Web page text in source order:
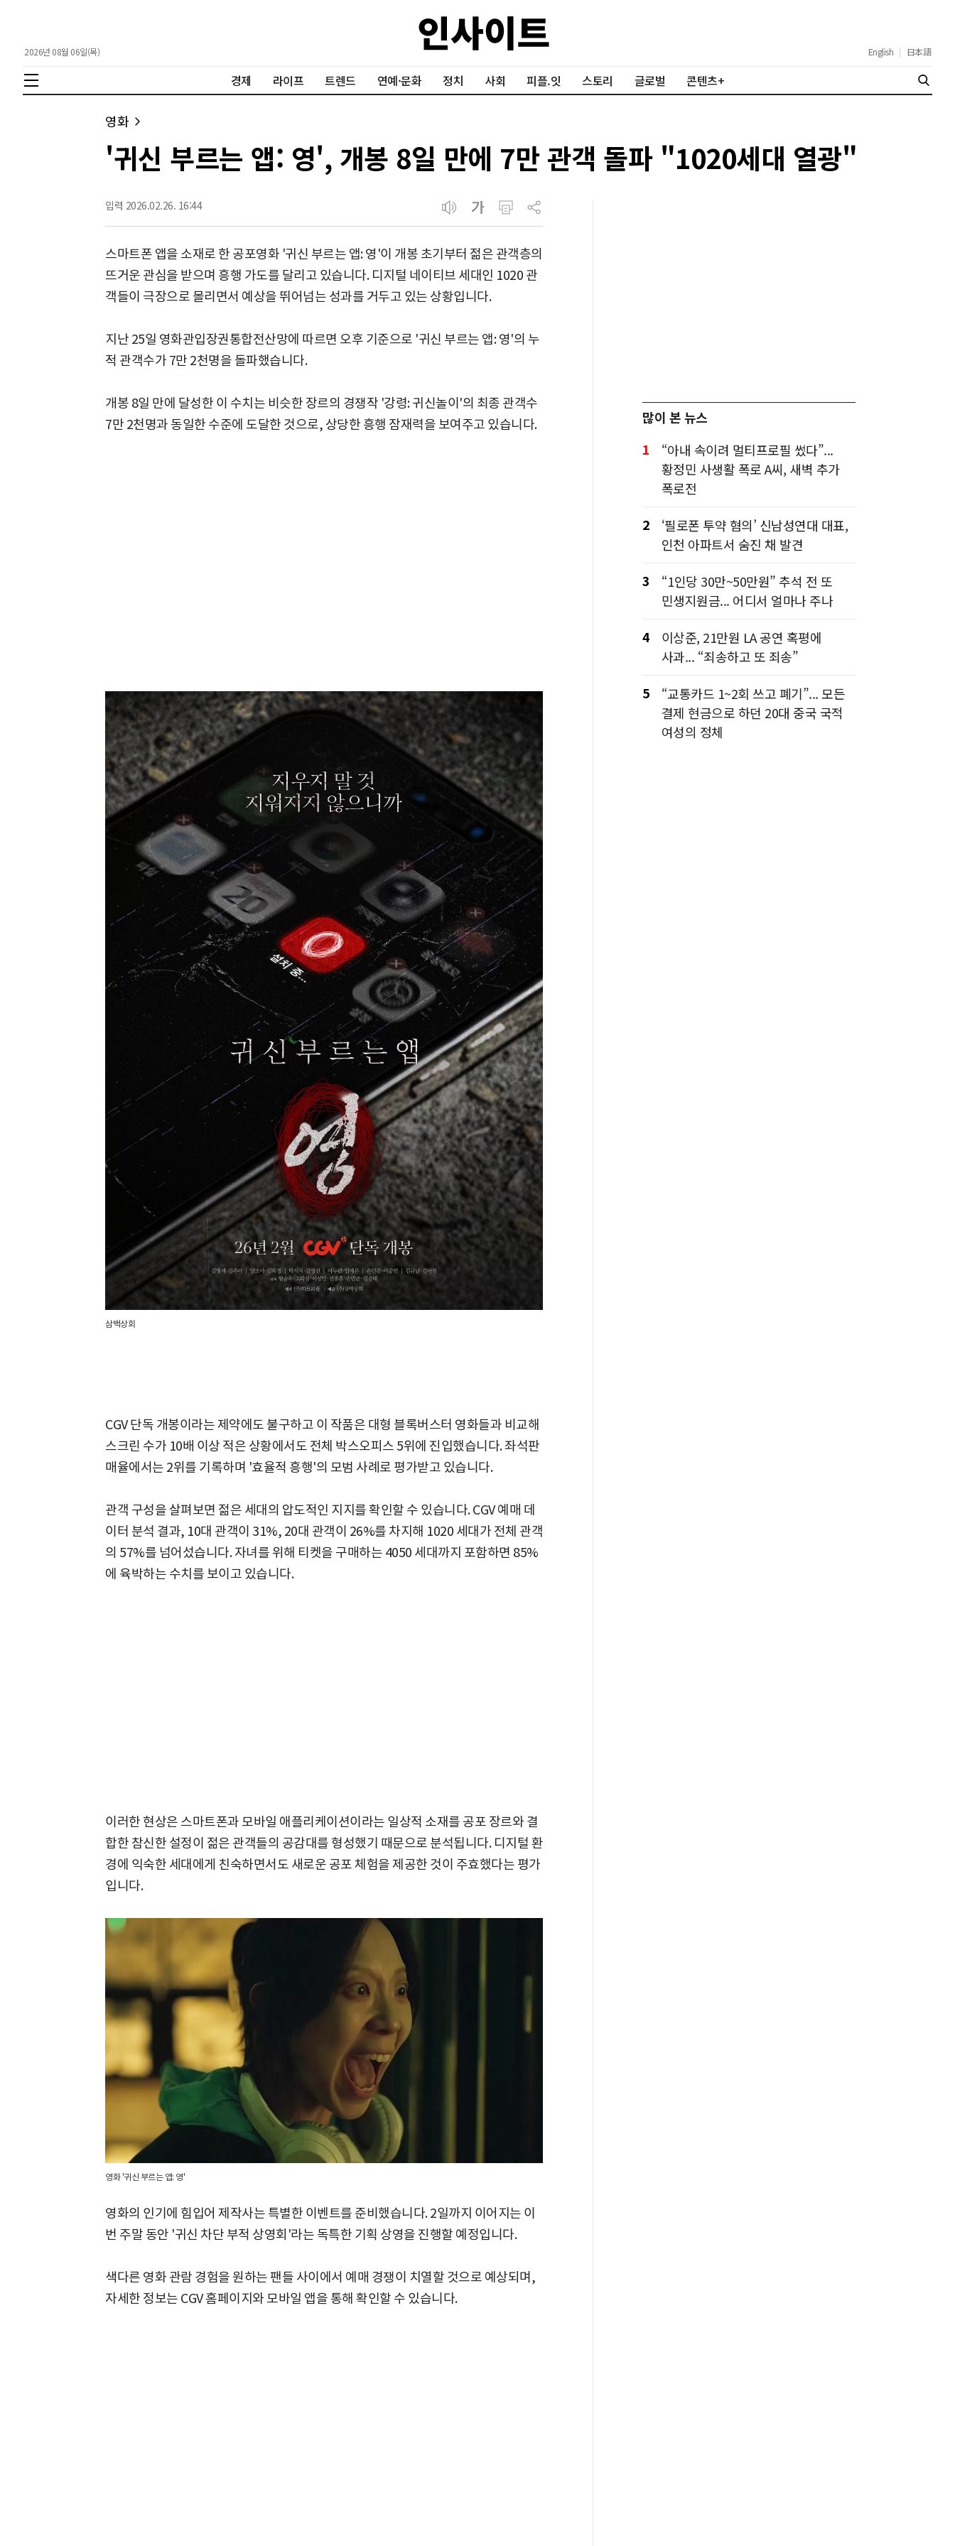
2026년 08월 06일(목) English | 日本語
경제 라이프 트렌드 연예·문화 정치 사회 피플.잇 스토리 글로벌 콘텐츠+
영화
'귀신 부르는 앱: 영', 개봉 8일 만에 7만 관객 돌파 "1020세대 열광"
입력 2026.02.26. 16:44
스마트폰 앱을 소재로 한 공포영화 '귀신 부르는 앱: 영'이 개봉 초기부터 젊은 관객층의
뜨거운 관심을 받으며 흥행 가도를 달리고 있습니다. 디지털 네이티브 세대인 1020 관
객들이 극장으로 몰리면서 예상을 뛰어넘는 성과를 거두고 있는 상황입니다.
지난 25일 영화관입장권통합전산망에 따르면 오후 기준으로 '귀신 부르는 앱: 영'의 누
적 관객수가 7만 2천명을 돌파했습니다.
개봉 8일 만에 달성한 이 수치는 비슷한 장르의 경쟁작 '강령: 귀신놀이'의 최종 관객수
7만 2천명과 동일한 수준에 도달한 것으로, 상당한 흥행 잠재력을 보여주고 있습니다.
삼백상회
CGV 단독 개봉이라는 제약에도 불구하고 이 작품은 대형 블록버스터 영화들과 비교해
스크린 수가 10배 이상 적은 상황에서도 전체 박스오피스 5위에 진입했습니다. 좌석판
매율에서는 2위를 기록하며 '효율적 흥행'의 모범 사례로 평가받고 있습니다.
관객 구성을 살펴보면 젊은 세대의 압도적인 지지를 확인할 수 있습니다. CGV 예매 데
이터 분석 결과, 10대 관객이 31%, 20대 관객이 26%를 차지해 1020 세대가 전체 관객
의 57%를 넘어섰습니다. 자녀를 위해 티켓을 구매하는 4050 세대까지 포함하면 85%
에 육박하는 수치를 보이고 있습니다.
이러한 현상은 스마트폰과 모바일 애플리케이션이라는 일상적 소재를 공포 장르와 결
합한 참신한 설정이 젊은 관객들의 공감대를 형성했기 때문으로 분석됩니다. 디지털 환
경에 익숙한 세대에게 친숙하면서도 새로운 공포 체험을 제공한 것이 주효했다는 평가
입니다.
영화 '귀신 부르는 앱: 영'
영화의 인기에 힘입어 제작사는 특별한 이벤트를 준비했습니다. 2일까지 이어지는 이
번 주말 동안 '귀신 차단 부적 상영회'라는 독특한 기획 상영을 진행할 예정입니다.
색다른 영화 관람 경험을 원하는 팬들 사이에서 예매 경쟁이 치열할 것으로 예상되며,
자세한 정보는 CGV 홈페이지와 모바일 앱을 통해 확인할 수 있습니다.
많이 본 뉴스
1
“아내 속이려 멀티프로필 썼다”...
황정민 사생활 폭로 A씨, 새벽 추가
폭로전
2
‘필로폰 투약 혐의’ 신남성연대 대표,
인천 아파트서 숨진 채 발견
3
“1인당 30만~50만원” 추석 전 또
민생지원금... 어디서 얼마나 주나
4
이상준, 21만원 LA 공연 혹평에
사과... “죄송하고 또 죄송”
5
“교통카드 1~2회 쓰고 폐기”... 모든
결제 현금으로 하던 20대 중국 국적
여성의 정체